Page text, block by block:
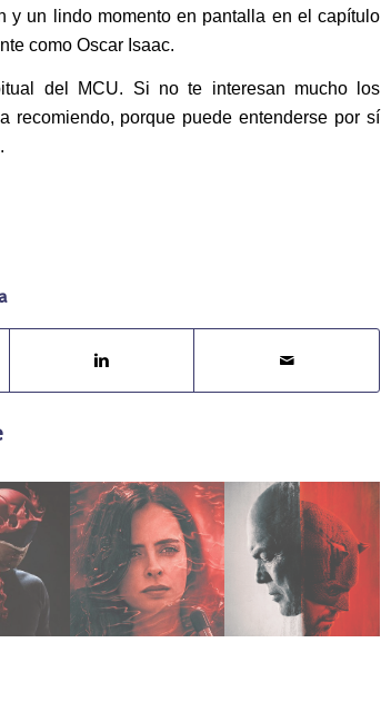
y un lindo momento en pantalla en el capítulo
como Oscar Isaac.
del MCU. Si no te interesan mucho los
recomiendo, porque puede entenderse por sí